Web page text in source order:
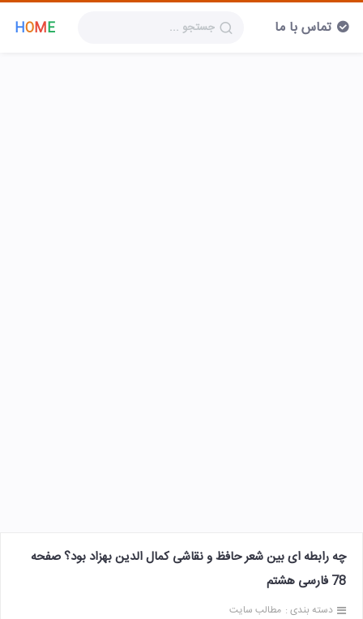
HOME تماس با ما
چه رابطه ای بین شعر حافظ و نقاشی کمال الدین بهزاد بود؟ صفحه
78 فارسی هشتم
دسته بندی : مطالب سایت